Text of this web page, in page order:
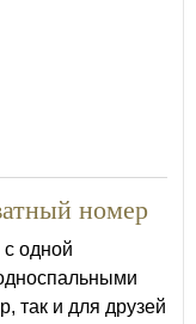
номер
одной
так и для друзей